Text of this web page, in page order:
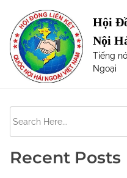
Hội
Nội
Tiếng
Ngoại
Page not
The requested url was
try one of the links below
e
Recent Posts